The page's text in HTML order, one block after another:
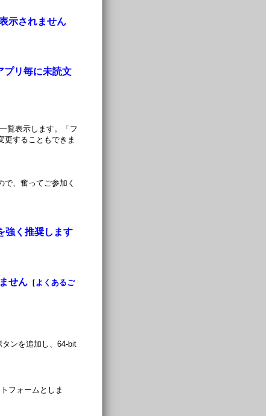
示されません
プリ毎に未読文
覧表示します。「フ
更することもできま
、奮ってご参加く
強く推奨します
せん ［よくあるご
ンを追加し、64-bit
フォームとしま